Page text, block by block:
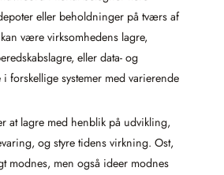
eller beholdninger på tværs af
være virksomhedens lagre,
eller data- og
i forskellige systemer med varierende
at lagre med henblik på udvikling,
og styre tidens virkning. Ost,
modnes, men også ideer modnes